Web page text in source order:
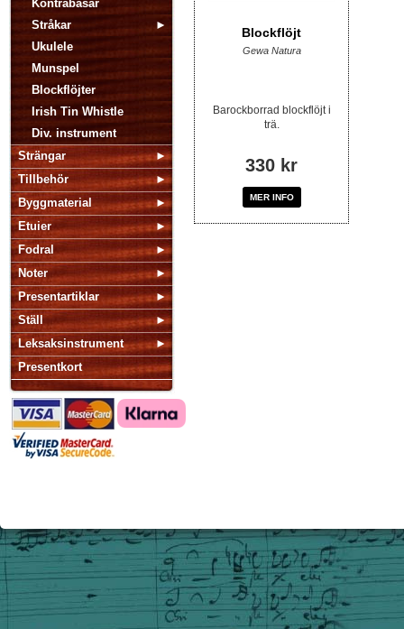
Kontrabasar
Stråkar
Ukulele
Munspel
Blockflöjter
Irish Tin Whistle
Div. instrument
Strängar
Tillbehör
Byggmaterial
Etuier
Fodral
Noter
Presentartiklar
Ställ
Leksaksinstrument
Presentkort
Blockflöjt
Gewa Natura
Barockborrad blockflöjt i
trä.
330 kr
MER INFO